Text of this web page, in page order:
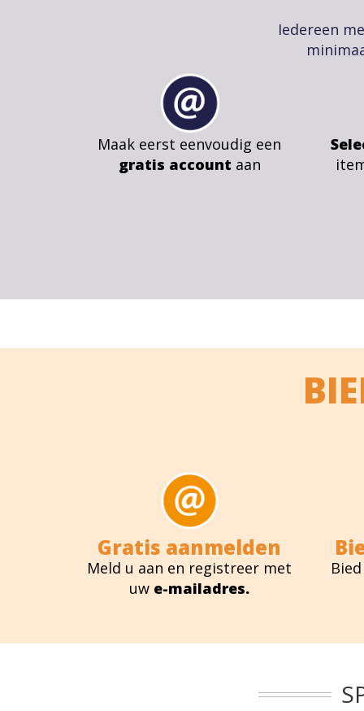
Iedereen
Maak eerst eenvoudig een
gratis account aan
Gratis aanmelden
Meld u aan en registreer met
uw e-mailadres.